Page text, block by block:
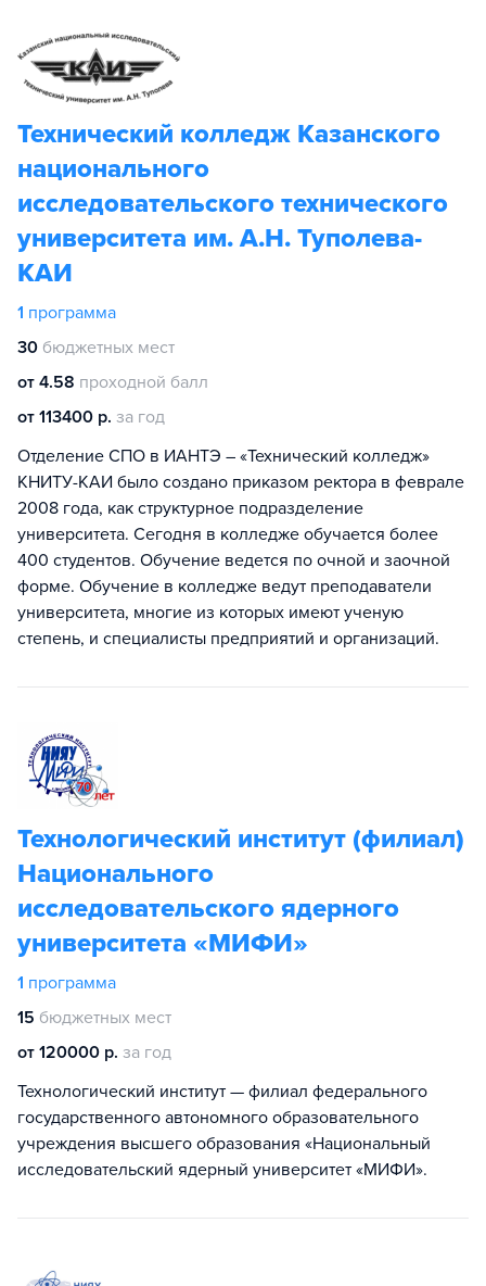
Технический колледж Казанского
национального
исследовательского технического
университета им. А.Н. Туполева-
КАИ
1 программа
30 бюджетных мест
от 4.58 проходной балл
от 113400 р. за год
Отделение СПО в ИАНТЭ – «Технический колледж»
КНИТУ-КАИ было создано приказом ректора в феврале
2008 года, как структурное подразделение
университета. Сегодня в колледже обучается более
400 студентов. Обучение ведется по очной и заочной
форме. Обучение в колледже ведут преподаватели
университета, многие из которых имеют ученую
степень, и специалисты предприятий и организаций.
Технологический институт (филиал)
Национального
исследовательского ядерного
университета «МИФИ»
1 программа
15 бюджетных мест
от 120000 р. за год
Технологический институт — филиал федерального
государственного автономного образовательного
учреждения высшего образования «Национальный
исследовательский ядерный университет «МИФИ».